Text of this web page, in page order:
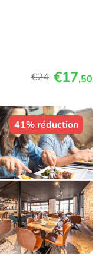
€24 €17,50
41% réduction